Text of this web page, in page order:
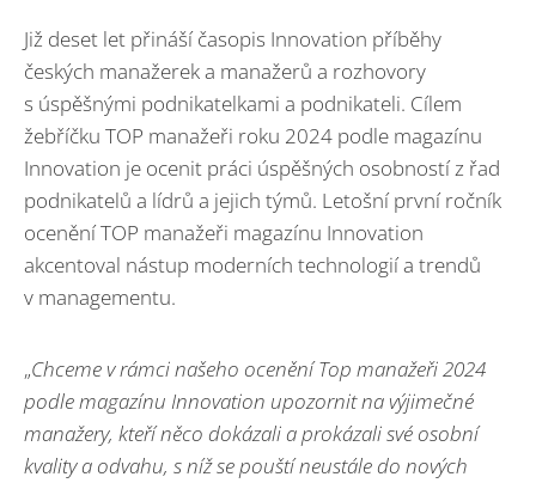
Již deset let přináší časopis Innovation příběhy
českých manažerek a manažerů a rozhovory
s úspěšnými podnikatelkami a podnikateli. Cílem
žebříčku TOP manažeři roku 2024 podle magazínu
Innovation je ocenit práci úspěšných osobností z řad
podnikatelů a lídrů a jejich týmů. Letošní první ročník
ocenění TOP manažeři magazínu Innovation
akcentoval nástup moderních technologií a trendů
v managementu.
„Chceme v rámci našeho ocenění Top manažeři 2024
podle magazínu Innovation upozornit na výjimečné
manažery, kteří něco dokázali a prokázali své osobní
kvality a odvahu, s níž se pouští neustále do nových